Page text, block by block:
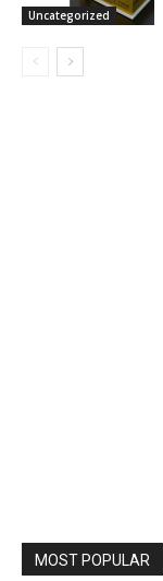
Uncategorized
MOST POPULAR